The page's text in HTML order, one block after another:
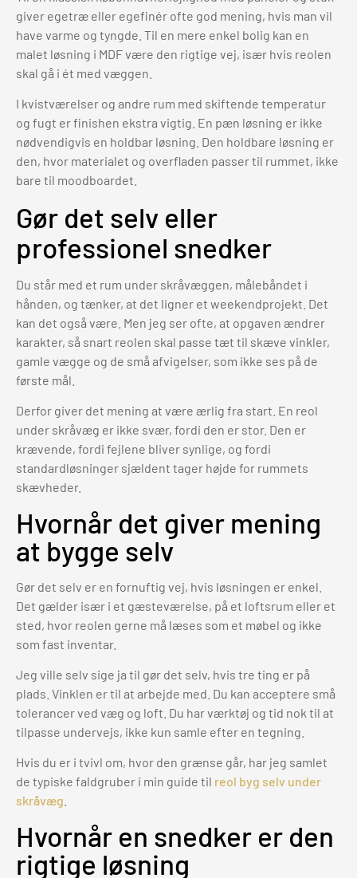
giver egetræ eller egefinér ofte god mening, hvis man vil
have varme og tyngde. Til en mere enkel bolig kan en
malet løsning i MDF være den rigtige vej, især hvis reolen
skal gå i ét med væggen.
I kvistværelser og andre rum med skiftende temperatur
og fugt er finishen ekstra vigtig. En pæn løsning er ikke
nødvendigvis en holdbar løsning. Den holdbare løsning er
den, hvor materialet og overfladen passer til rummet, ikke
bare til moodboardet.
Gør det selv eller
professionel snedker
Du står med et rum under skråvæggen, målebåndet i
hånden, og tænker, at det ligner et weekendprojekt. Det
kan det også være. Men jeg ser ofte, at opgaven ændrer
karakter, så snart reolen skal passe tæt til skæve vinkler,
gamle vægge og de små afvigelser, som ikke ses på de
første mål.
Derfor giver det mening at være ærlig fra start. En reol
under skråvæg er ikke svær, fordi den er stor. Den er
krævende, fordi fejlene bliver synlige, og fordi
standardløsninger sjældent tager højde for rummets
skævheder.
Hvornår det giver mening
at bygge selv
Gør det selv er en fornuftig vej, hvis løsningen er enkel.
Det gælder især i et gæsteværelse, på et loftsrum eller et
sted, hvor reolen gerne må læses som et møbel og ikke
som fast inventar.
Jeg ville selv sige ja til gør det selv, hvis tre ting er på
plads. Vinklen er til at arbejde med. Du kan acceptere små
tolerancer ved væg og loft. Du har værktøj og tid nok til at
tilpasse undervejs, ikke kun samle efter en tegning.
Hvis du er i tvivl om, hvor den grænse går, har jeg samlet
de typiske faldgruber i min guide til reol byg selv under
skråvæg
Hvornår en snedker er den
rigtige løsning